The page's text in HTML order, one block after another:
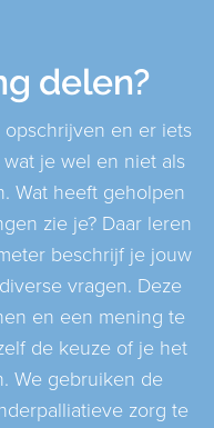
delen?
en er iets
je wel en niet als
Wat heeft geholpen
zie je? Daar leren
beschrijf je jouw
vragen. Deze
en een mening te
de keuze of je het
We gebruiken de
zorg te